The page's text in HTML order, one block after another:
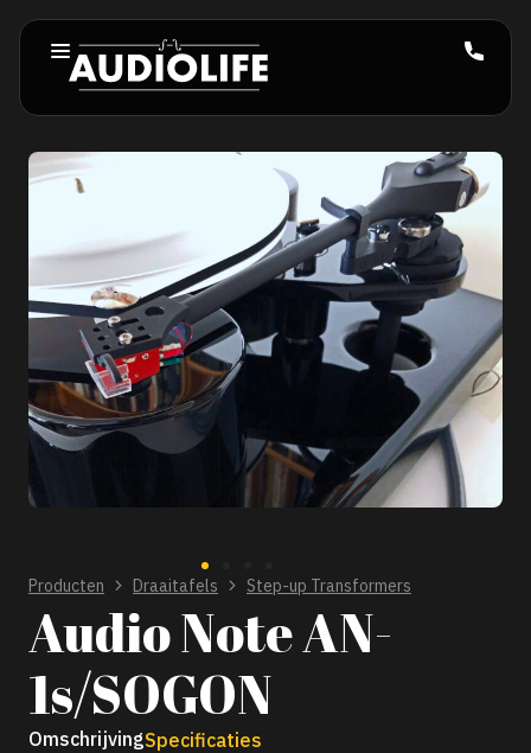
Producten Draaitafels Step-up Transformers
Audio Note AN-
1s/SOGON
OmschrijvingSpecificaties